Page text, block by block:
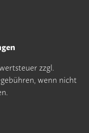
zzgl.
wenn nicht